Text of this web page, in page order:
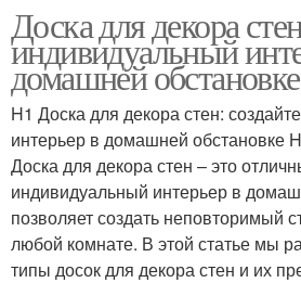
Доска для декора
индивидуальный
домашней обстановке
H1 Доска для декора стен:
интерьер в домашней обстановке
Доска для декора стен – это
индивидуальный интерьер в
позволяет создать неповторимый
любой комнате. В этой статье мы
типы досок для декора стен и их